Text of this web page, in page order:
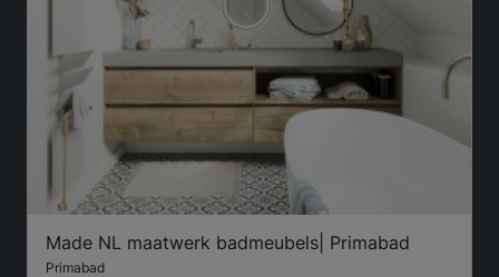
Made NL maatwerk badmeubels| Primabad
Primabad